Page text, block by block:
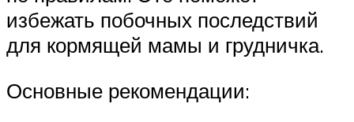
избежать побочных последствий
для кормящей мамы и грудничка.
Основные рекомендации: